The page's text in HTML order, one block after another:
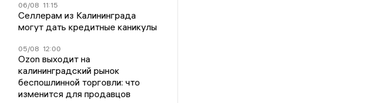
06/08 11:15
Селлерам из Калининграда
могут дать кредитные каникулы
05/08 12:00
Ozon выходит на
калининградский рынок
беспошлинной торговли: что
изменится для продавцов